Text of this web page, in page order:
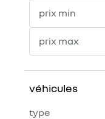
prix min
prix max
véhicules
type